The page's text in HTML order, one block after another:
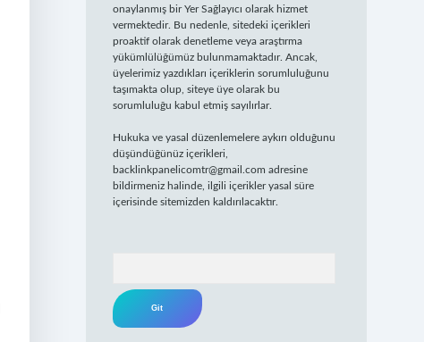
onaylanmış bir Yer Sağlayıcı olarak hizmet
vermektedir. Bu nedenle, sitedeki içerikleri
proaktif olarak denetleme veya araştırma
yükümlülüğümüz bulunmamaktadır. Ancak,
üyelerimiz yazdıkları içeriklerin sorumluluğunu
taşımakta olup, siteye üye olarak bu
sorumluluğu kabul etmiş sayılırlar.
Hukuka ve yasal düzenlemelere aykırı olduğunu
düşündüğünüz içerikleri,
backlinkpanelicomtr@gmail.com adresine
bildirmeniz halinde, ilgili içerikler yasal süre
içerisinde sitemizden kaldırılacaktır.